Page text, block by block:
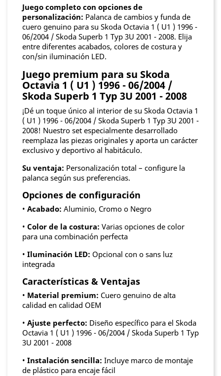
Juego completo con opciones de
personalización: Palanca de cambios y funda de
cuero genuino para su Skoda Octavia 1 ( U1 ) 1996 -
06/2004 / Skoda Superb 1 Typ 3U 2001 - 2008. Elija
entre diferentes acabados, colores de costura y
con/sin iluminación LED.
Juego premium para su Skoda
Octavia 1 ( U1 ) 1996 - 06/2004 /
Skoda Superb 1 Typ 3U 2001 - 2008
¡Dé un toque único al interior de su Skoda Octavia 1
( U1 ) 1996 - 06/2004 / Skoda Superb 1 Typ 3U 2001 -
2008! Nuestro set especialmente desarrollado
reemplaza las piezas originales y aporta un carácter
exclusivo y deportivo al habitáculo.
Su ventaja: Personalización total – configure la
palanca según sus preferencias.
Opciones de configuración
• Acabado: Aluminio, Cromo o Negro
• Color de la costura: Varias opciones de color
para una combinación perfecta
• Iluminación LED: Opcional con o sans luz
integrada
Características & Ventajas
• Material premium: Cuero genuino de alta
calidad en calidad OEM
• Ajuste perfecto: Diseño específico para el Skoda
Octavia 1 ( U1 ) 1996 - 06/2004 / Skoda Superb 1 Typ
3U 2001 - 2008
• Instalación sencilla: Incluye marco de montaje
de plástico para encaje fácil